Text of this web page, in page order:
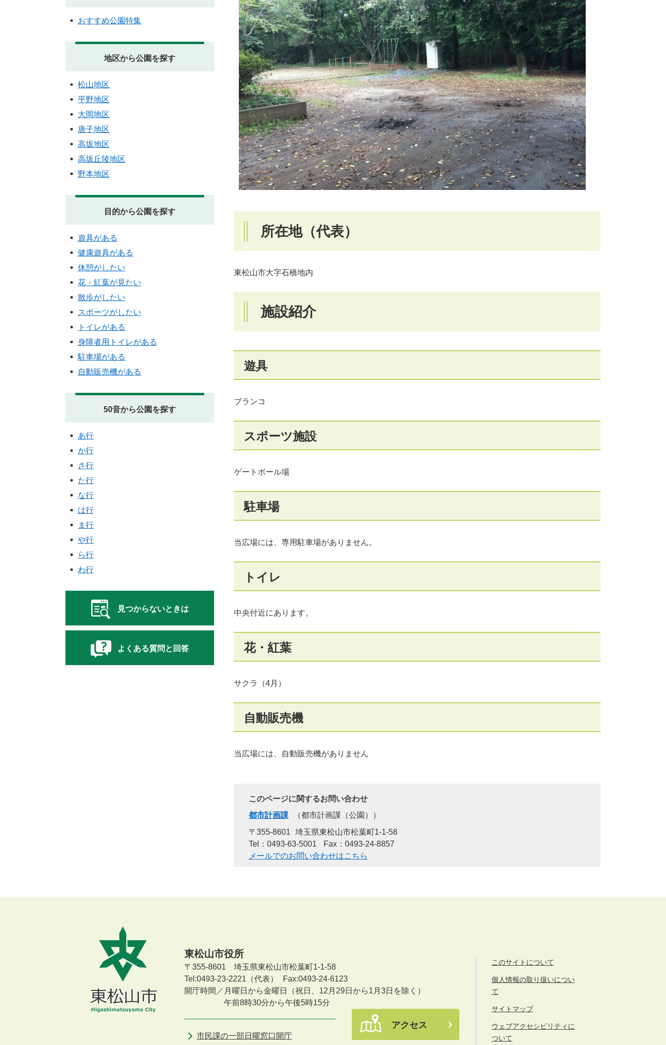
所在地（代表）
東松山市大字石橋地内
施設紹介
遊具
ブランコ
スポーツ施設
ゲートボール場
駐車場
当広場には、専用駐車場がありません。
トイレ
中央付近にあります。
花・紅葉
サクラ（4月）
自動販売機
当広場には、自動販売機がありません
このページに関するお問い合わせ
都市計画課
都市計画課（公園）
〒355-8601
埼玉県東松山市松葉町1-1-58
Tel：0493-63-5001
Fax：0493-24-8857
メールでのお問い合わせはこちら
おすすめ公園特集
地区から公園を探す
松山地区
平野地区
大岡地区
唐子地区
高坂地区
高坂丘陵地区
野本地区
目的から公園を探す
遊具がある
健康遊具がある
休憩がしたい
花・紅葉が見たい
散歩がしたい
スポーツがしたい
トイレがある
身障者用トイレがある
駐車場がある
自動販売機がある
50音から公園を探す
あ行
か行
さ行
た行
な行
は行
ま行
や行
ら行
わ行
見つからないときは
よくある質問と回答
東松山市役所
〒355-8601 埼玉県東松山市松葉町1-1-58
Tel:0493-23-2221（代表）
Fax:0493-24-6123
開庁時間／月曜日から金曜日
（祝日、12月29日から1月3日を除く）
午前8時30分から午後5時15分
市民課の一部日曜窓口開庁
アクセス
このサイトについて
個人情報の取り扱いについ
て
サイトマップ
ウェブアクセシビリティに
ついて